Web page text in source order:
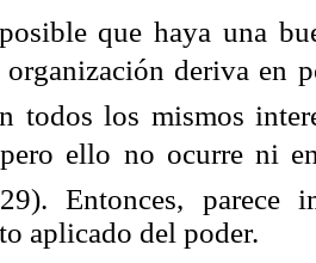
que haya una
deriva en
todos los mismos
ello no ocurre ni
Entonces,
aplicado del poder.